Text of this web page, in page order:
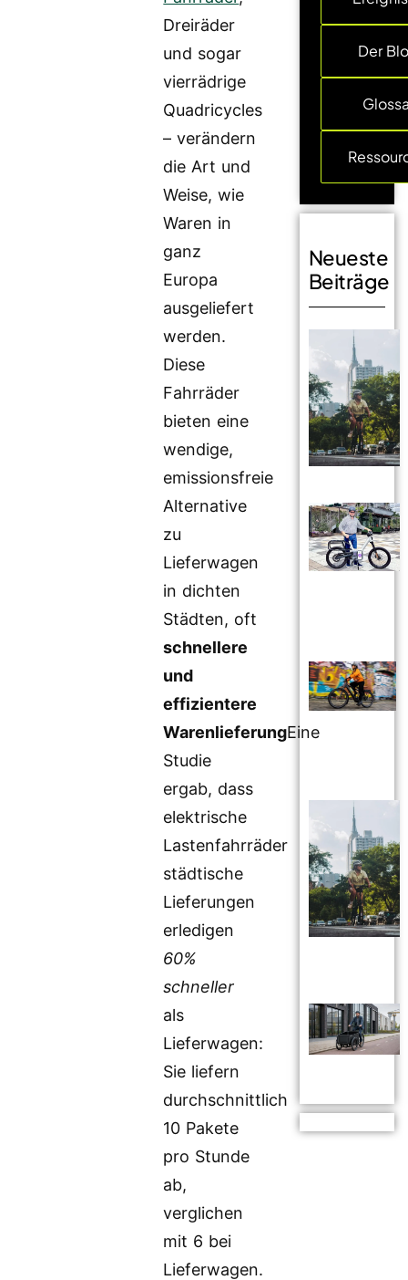
Dreiräder
und sogar
vierrädrige
Quadricycles
– verändern
die Art und
Weise, wie
Waren in
ganz
Europa
ausgeliefert
werden.
Diese
Fahrräder
bieten eine
wendige,
emissionsfreie
Alternative
zu
Lieferwagen
in dichten
Städten, oft
schnellere
und
effizientere
WarenlieferungEine
Studie
ergab, dass
elektrische
Lastenfahrräder
städtische
Lieferungen
erledigen
60%
schneller
als
Lieferwagen:
Sie liefern
durchschnittlich
10 Pakete
pro Stunde
ab,
verglichen
mit 6 bei
Lieferwagen.
Der
Neueste
Beiträge